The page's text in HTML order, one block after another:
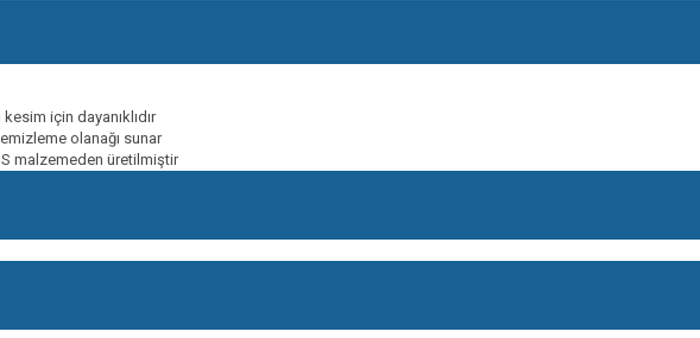
için dayanıklıdır
olanağı sunar
malzemeden üretilmiştir